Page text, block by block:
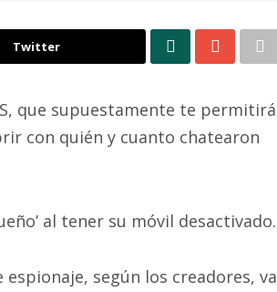
Twitter
que supuestamente te permitirá
con quién y cuanto chatearon
al tener su móvil desactivado.
espionaje, según los creadores, va